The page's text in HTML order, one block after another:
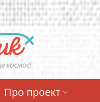
Про проект